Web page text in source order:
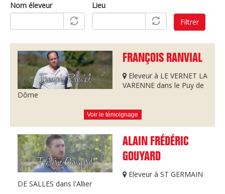
Nom éleveur
Lieu
Filtrer
FRANÇOIS RANVIAL
Eleveur à LE VERNET LA
VARENNE dans le Puy de
Dôme
Voir le témoignage
ALAIN FRÉDÉRIC
GOUYARD
Eleveur à ST GERMAIN
DE SALLES dans l'Allier